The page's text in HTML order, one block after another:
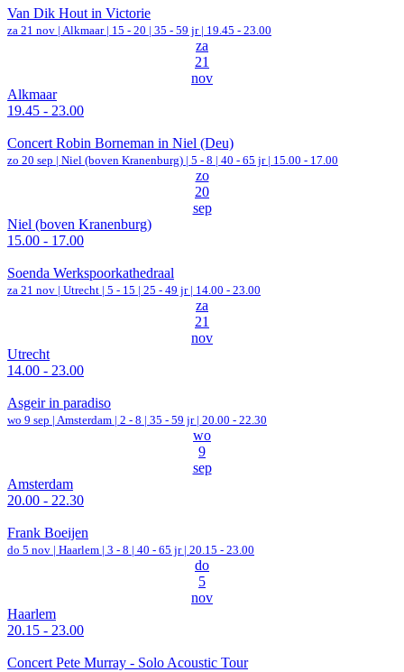
Van Dik Hout in Victorie
za 21 nov | Alkmaar | 15 - 20 | 35 - 59 jr | 19.45 - 23.00
za
21
nov
Alkmaar
19.45 - 23.00
Concert Robin Borneman in Niel (Deu)
zo 20 sep | Niel (boven Kranenburg) | 5 - 8 | 40 - 65 jr | 15.00 - 17.00
zo
20
sep
Niel (boven Kranenburg)
15.00 - 17.00
Soenda Werkspoorkathedraal
za 21 nov | Utrecht | 5 - 15 | 25 - 49 jr | 14.00 - 23.00
za
21
nov
Utrecht
14.00 - 23.00
Asgeir in paradiso
wo 9 sep | Amsterdam | 2 - 8 | 35 - 59 jr | 20.00 - 22.30
wo
9
sep
Amsterdam
20.00 - 22.30
Frank Boeijen
do 5 nov | Haarlem | 3 - 8 | 40 - 65 jr | 20.15 - 23.00
do
5
nov
Haarlem
20.15 - 23.00
Concert Pete Murray - Solo Acoustic Tour